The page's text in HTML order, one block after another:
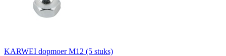
KARWEI dopmoer M12 (5 stuks)